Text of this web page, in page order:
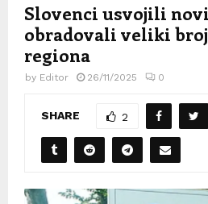
Slovenci usvojili
obradovali veliki
regiona
by Editor 26/11/2025 0
SHARE 2